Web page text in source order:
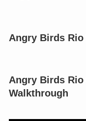
Angry Birds
Angry Birds Rio
Walkthrough